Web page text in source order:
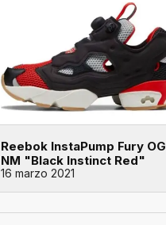
Reebok InstaPump Fury OG
NM "Black Instinct Red"
16 marzo 2021